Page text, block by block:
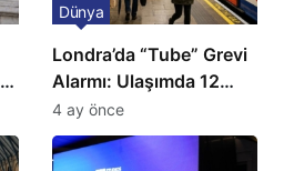
Londra’da “Tube” Grevi
Alarmı: Ulaşımda 12
Günlük Kaos Kapıda
Dünya
4 ay önce